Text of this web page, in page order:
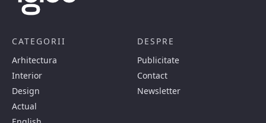
CATEGORII
Arhitectura
Interior
Design
Actual
DESPRE
Publicitate
Contact
Newsletter